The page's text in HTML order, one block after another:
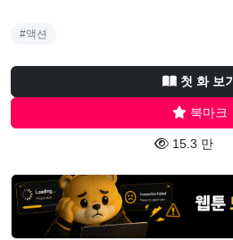
#액션
첫 화 보기
북마크
15.3 만